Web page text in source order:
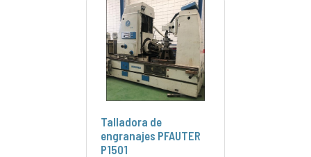
Talladora de
engranajes PFAUTER
P1501